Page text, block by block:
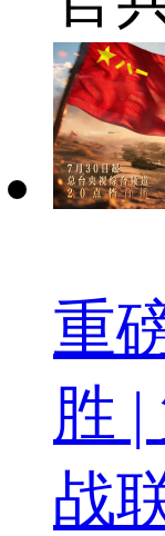
重
胜
战